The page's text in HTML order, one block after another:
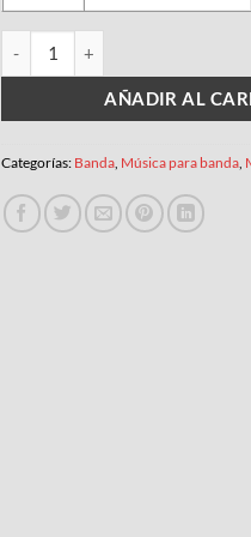
FALHÀNIS cantidad
AÑADIR AL
Categorías: Banda, Música para banda,